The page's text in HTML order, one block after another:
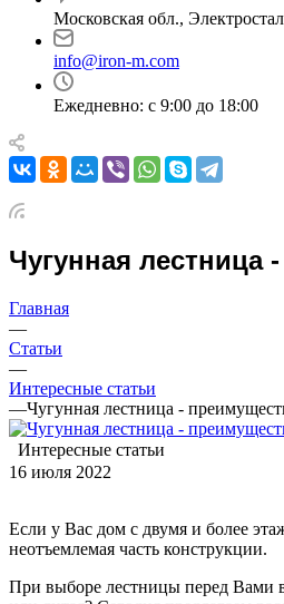
Московская обл.,
info@iron-m.com
Ежедневно: с 9:00 до 18:00
Чугунная лестница
Главная
—
Статьи
—
Интересные статьи
—Чугунная лестница -
Интересные статьи
16 июля 2022
Если у Вас дом с двумя и более
неотъемлемая часть конструкции.
При выборе лестницы перед Вами